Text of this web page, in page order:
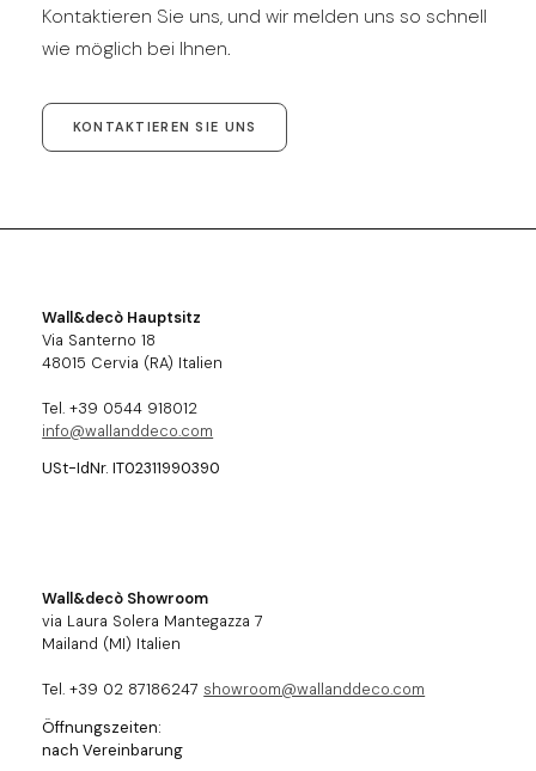
Kontaktieren Sie uns, und wir melden uns so schnell
wie möglich bei Ihnen.
KONTAKTIEREN SIE UNS
Wall&decò Hauptsitz
Via Santerno 18
48015 Cervia (RA) Italien
Tel. +39 0544 918012
info@wallanddeco.com
USt-IdNr. IT02311990390
Wall&decò Showroom
via Laura Solera Mantegazza 7
Mailand (MI) Italien
Tel. +39 02 87186247 showroom@wallanddeco.com
Öffnungszeiten:
nach Vereinbarung